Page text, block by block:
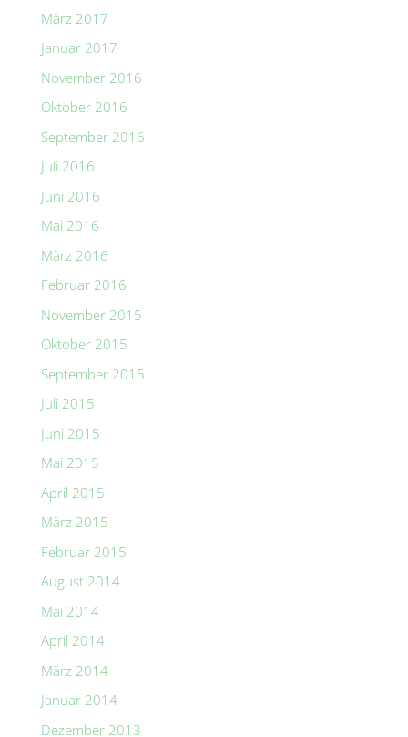
März 2017
Januar 2017
November 2016
Oktober 2016
September 2016
Juli 2016
Juni 2016
Mai 2016
März 2016
Februar 2016
November 2015
Oktober 2015
September 2015
Juli 2015
Juni 2015
Mai 2015
April 2015
März 2015
Februar 2015
August 2014
Mai 2014
April 2014
März 2014
Januar 2014
Dezember 2013